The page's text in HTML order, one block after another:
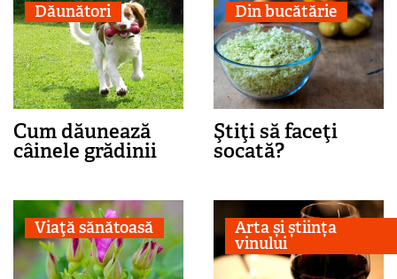
Dăunători
Cum dăunează
câinele grădinii
Din bucătărie
Ştiţi să faceţi
socată?
Viaţă sănătoasă Arta și știința
vinului